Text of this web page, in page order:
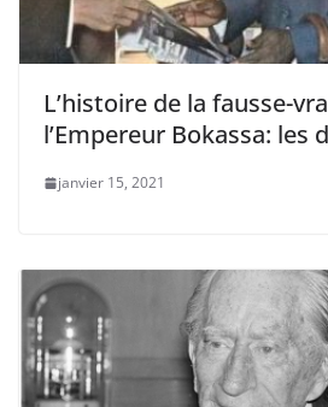
L’histoire de la fausse-
l’Empereur Bokassa: les
janvier 15, 2021